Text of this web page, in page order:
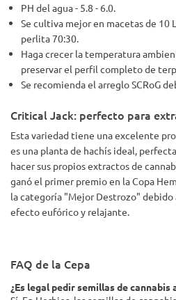
PH del agua - 5.8 - 6.0.
Se cultiva mejor en macetas de 10
perlita 70:30.
Haga crecer la temperatura
preservar el perfil completo de
Se recomienda el arreglo SCRoG
Critical Jack: perfecto para
Esta variedad tiene una excelente
es una planta de hachís ideal,
hacer sus propios extractos de
ganó el primer premio en la Copa
la categoría "Mejor Destrozo" debido
efecto eufórico y relajante.
FAQ de la Cepa
¿Es legal pedir semillas de cannabis